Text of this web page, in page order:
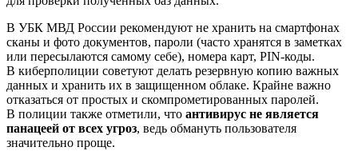
В УБК МВД России рекомендуют не хранить на смартфонах
сканы и фото документов, пароли (часто хранятся в заметках
или пересылаются самому себе), номера карт, PIN-коды.
В киберполиции советуют делать резервную копию важных
данных и хранить их в защищенном облаке. Крайне важно
отказаться от простых и скомпрометированных паролей.
В полиции также отметили, что антивирус не является
панацеей от всех угроз, ведь обмануть пользователя
значительно проще.